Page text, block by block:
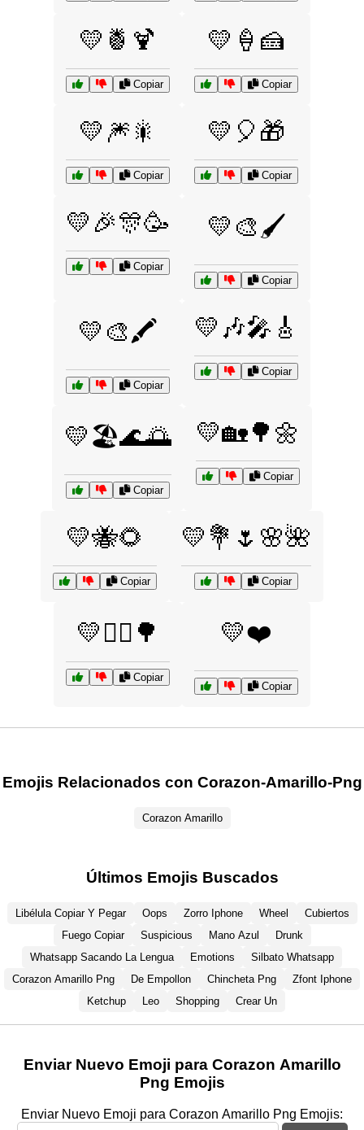
💛🍍🍹
Copiar
💛🍦🍰
Copiar
💛🎆🎇
Copiar
💛🎈🎁
Copiar
💛🎉🎊🥳
Copiar
💛🎨🖌️
Copiar
💛🎨🖍️
Copiar
💛🎶🎤🎸
Copiar
💛🏖️🌊🌅
Copiar
💛🏡🌳🌼
Copiar
💛🐝🌻
Copiar
💛💐🌷🌸🌺
Copiar
💛🚴‍♂️🌳
Copiar
💛❤️
Copiar
Emojis Relacionados con Corazon-Amarillo-Png
Corazon Amarillo
Últimos Emojis Buscados
Libélula Copiar Y Pegar Oops Zorro Iphone Wheel
Cubiertos
Fuego Copiar
Suspicious Mano Azul
Drunk
Whatsapp Sacando La Lengua
Emotions
Silbato Whatsapp
Corazon Amarillo Png
De Empollon Chincheta Png
Zfont Iphone
Ketchup
Leo Shopping Crear Un
Enviar Nuevo Emoji para Corazon Amarillo
Png Emojis
Enviar Nuevo Emoji para Corazon Amarillo Png Emojis: